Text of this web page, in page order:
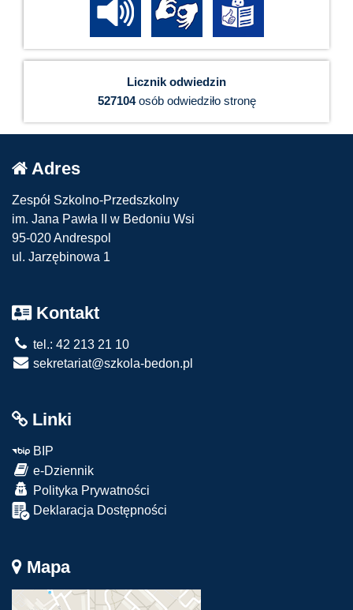
Licznik odwiedzin
527104osób odwiedziło stronę
Adres
Zespół Szkolno-Przedszkolny
im. Jana Pawła II w Bedoniu Wsi
95-020 Andrespol
ul. Jarzębinowa 1
Kontakt
tel.: 42 213 21 10
sekretariat@szkola-bedon.pl
Linki
BIP
e-Dziennik
Polityka Prywatności
Deklaracja Dostępności
Mapa